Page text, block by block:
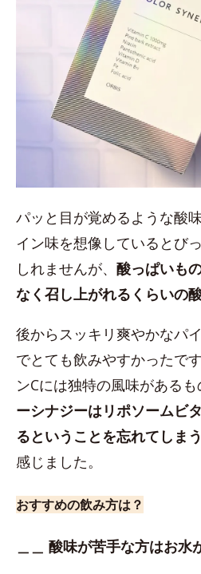
パッと目が覚めるような酸
イン味を想像しているとび
しれませんが、 酸っぱいも
なく召し上がれるくらいの
後からスッキリ爽やかなパ
でとても飲みやすかったで
ンCには独特の風味があるも
ーシナジーはリポソームビ
るということを忘れてしま
感じました。
おすすめの飲み方は？
＿＿ 酸味が苦手な方はお水